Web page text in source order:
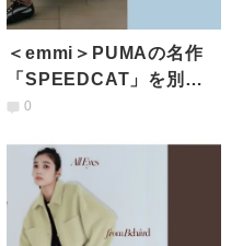
＜emmi＞PUMAの名作
「SPEEDCAT」を別
注。ブラウン×ブルーで魅
0